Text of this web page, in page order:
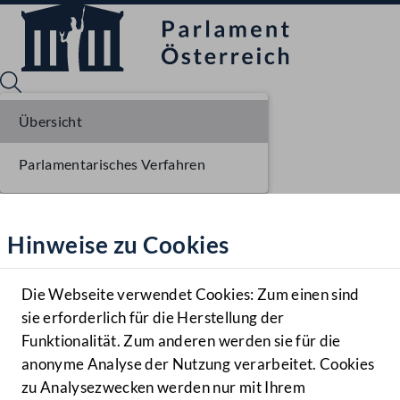
Hilfe
Benutzer
Navigationsmenü öffnen
MENÜ
Hinweise zu Cookies
Die Webseite verwendet Cookies: Zum einen sind
sie erforderlich für die Herstellung der
Funktionalität. Zum anderen werden sie für die
anonyme Analyse der Nutzung verarbeitet. Cookies
zu Analysezwecken werden nur mit Ihrem
Übersicht
Parlamentarisches Verfahren